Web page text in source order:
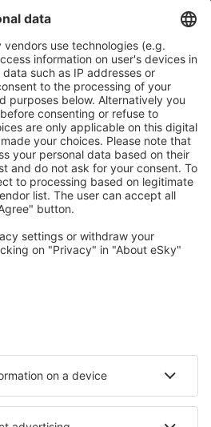
tale.
cu opțiune gratuită de anulare.
mult
speciale pentru utilizatorii
de opţiuni: hoteluri, cabane,
în Florenţa
în Milano